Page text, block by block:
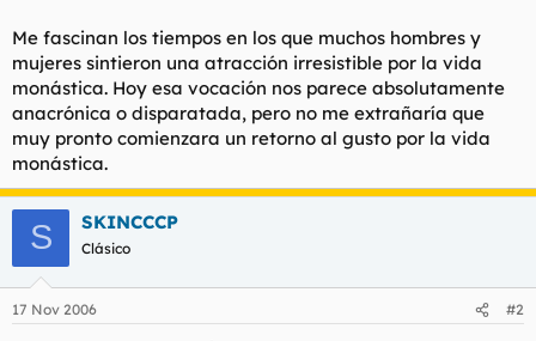
Me fascinan los tiempos en los que muchos hombres y
mujeres sintieron una atracción irresistible por la vida
monástica. Hoy esa vocación nos parece absolutamente
anacrónica o disparatada, pero no me extrañaría que
muy pronto comienzara un retorno al gusto por la vida
monástica.
S SKINCCCP
Clásico
17 Nov 2006 #2